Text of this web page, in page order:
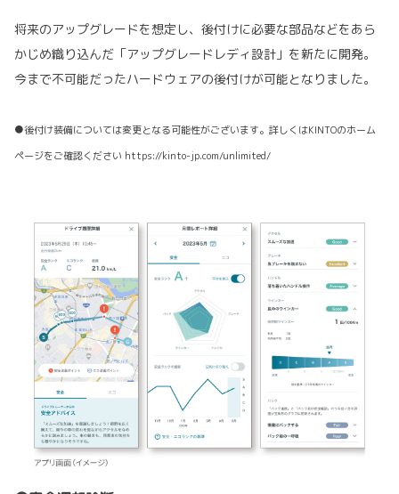
将来のアップグレードを想定し、後付けに必要な部品などをあら
かじめ織り込んだ「アップグレードレディ設計」を新たに開発。
今まで不可能だったハードウェアの後付けが可能となりました。
●後付け装備については変更となる可能性がございます。詳しくはKINTOのホーム
ページをご確認ください https://kinto-jp.com/unlimited/